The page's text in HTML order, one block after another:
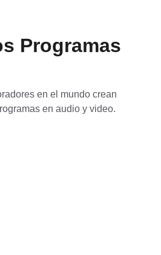
Programas
en el mundo crean
en audio y video.